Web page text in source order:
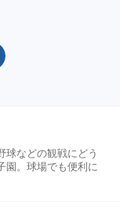
球などの観戦にどう
園。球場でも便利に